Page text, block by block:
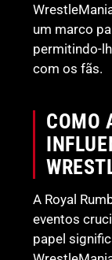
um marco
permitindo-
com os fãs.
COMO
A Royal
eventos
papel